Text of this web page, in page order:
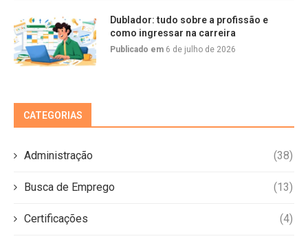
Dublador: tudo sobre a profissão e
como ingressar na carreira
Publicado em 6 de julho de 2026
CATEGORIAS
Administração (38)
Busca de Emprego (13)
Certificações (4)